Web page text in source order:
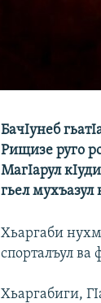
БачIунеб
Рищизе руго
МагIарул
гьел мухъазул
Хьаргаби
спорталъул ва
Хьаргабиги,